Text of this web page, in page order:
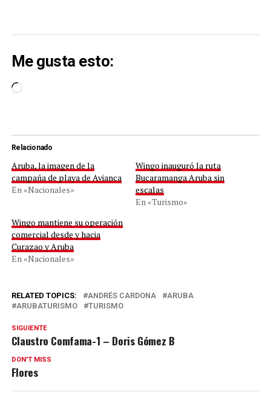
Me gusta esto:
Cargando...
Relacionado
Aruba, la imagen de la
campaña de playa de Avianca
En «Nacionales»
Wingo inauguró la ruta
Bucaramanga Aruba sin
escalas
En «Turismo»
Wingo mantiene su operación
comercial desde y hacia
Curazao y Aruba
En «Nacionales»
RELATED TOPICS: ANDRÉS CARDONA
ARUBA
ARUBATURISMO
TURISMO
SIGUIENTE
Claustro Comfama-1 – Doris Gómez B
DON'T MISS
Flores